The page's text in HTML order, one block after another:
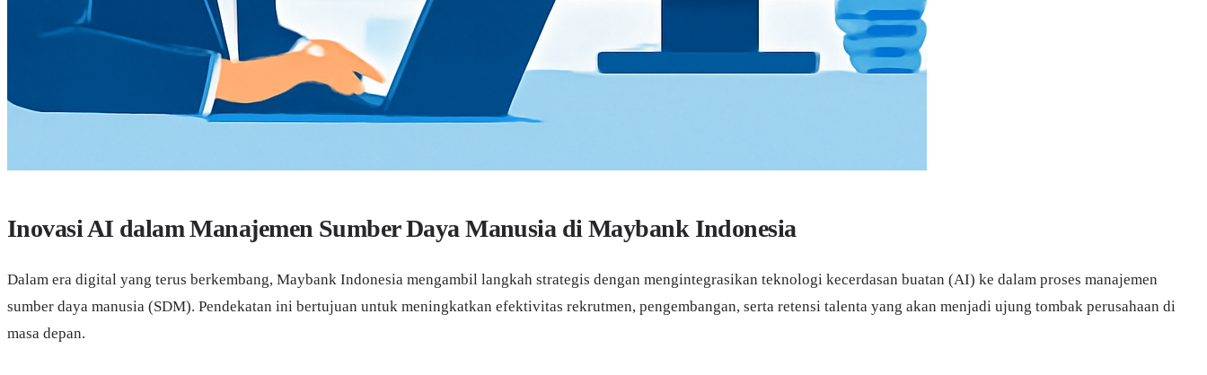
Inovasi AI dalam Manajemen Sumber Daya Manusia di Maybank Indonesia
Dalam era digital yang terus berkembang, Maybank Indonesia mengambil langkah strategis dengan mengintegrasikan teknologi kecerdasan buatan (AI) ke dalam proses manajemen
sumber daya manusia (SDM). Pendekatan ini bertujuan untuk meningkatkan efektivitas rekrutmen, pengembangan, serta retensi talenta yang akan menjadi ujung tombak perusahaan di
masa depan.